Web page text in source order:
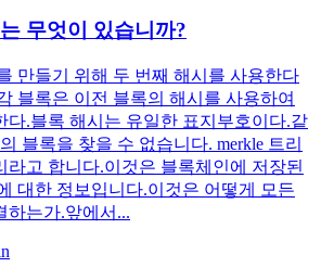
무엇이 있습니까?
만들기 위해 두 번째 해시를 사용한다
블록은 이전 블록의 해시를 사용하여
다.블록 해시는 유일한 표지부호이다.같
블록을 찾을 수 없습니다. merkle 트리
라고 합니다.이것은 블록체인에 저장된
대한 정보입니다.이것은 어떻게 모든
하는가.앞에서...